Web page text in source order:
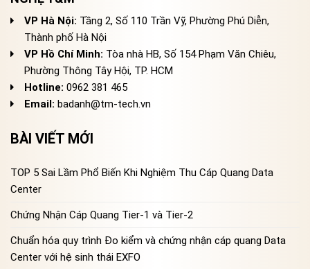
VP Hà Nội: Tầng 2, Số 110 Trần Vỹ, Phường Phú Diễn,
Thành phố Hà Nội
VP Hồ Chí Minh: Tòa nhà HB, Số 154 Phạm Văn Chiêu,
Phường Thông Tây Hội, TP. HCM
Hotline: 0962 381 465
Email: badanh@tm-tech.vn
BÀI VIẾT MỚI
TOP 5 Sai Lầm Phổ Biến Khi Nghiệm Thu Cáp Quang Data
Center
Chứng Nhận Cáp Quang Tier-1 và Tier-2
Chuẩn hóa quy trình Đo kiểm và chứng nhận cáp quang Data
Center với hệ sinh thái EXFO